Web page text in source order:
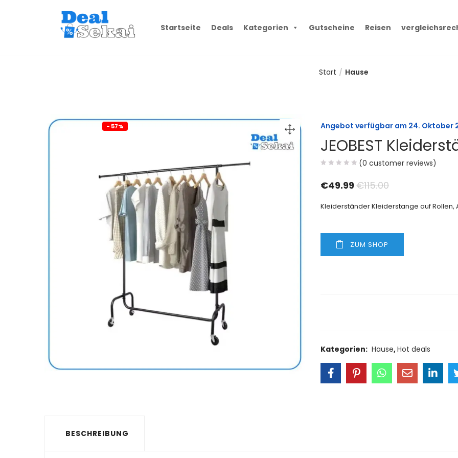
Startseite Deals Kategorien Gutscheine Reisen
Start Hause
- 57% Angebot verfügbar am 24. Oktober
JEOBEST
(0 customer reviews)
€49.99€115.00
Kleiderständer Kleiderstange auf Rollen,
ZUM SHOP
Kategorien: Hause,Hot deals
BESCHREIBUNG